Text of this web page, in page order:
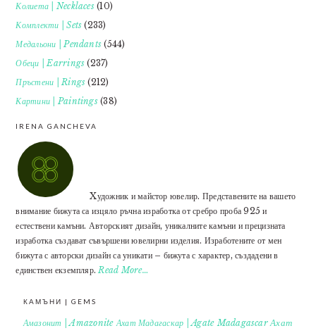
Колиета | Necklaces(10)
Комплекти | Sets (233)
Медальони | Pendants (544)
Обеци | Earrings (237)
Пръстени | Rings (212)
Картини | Paintings(38)
IRENA GANCHEVA
Xудожник и майстор ювелир. Представените на вашето
внимание бижута са изцяло ръчна изработка от сребро проба 925 и
естествени камъни. Авторският дизайн, уникалните камъни и прецизната
изработка създават съвършени ювелирни изделия. Изработените от мен
бижута с авторски дизайн са уникати – бижута с характер, създадени в
единствен екземпляр.Read More…
КАМЪНИ | GEMS
Амазонит | Amazonite Ахат Мадагаскар | Agate Madagascar Ахат